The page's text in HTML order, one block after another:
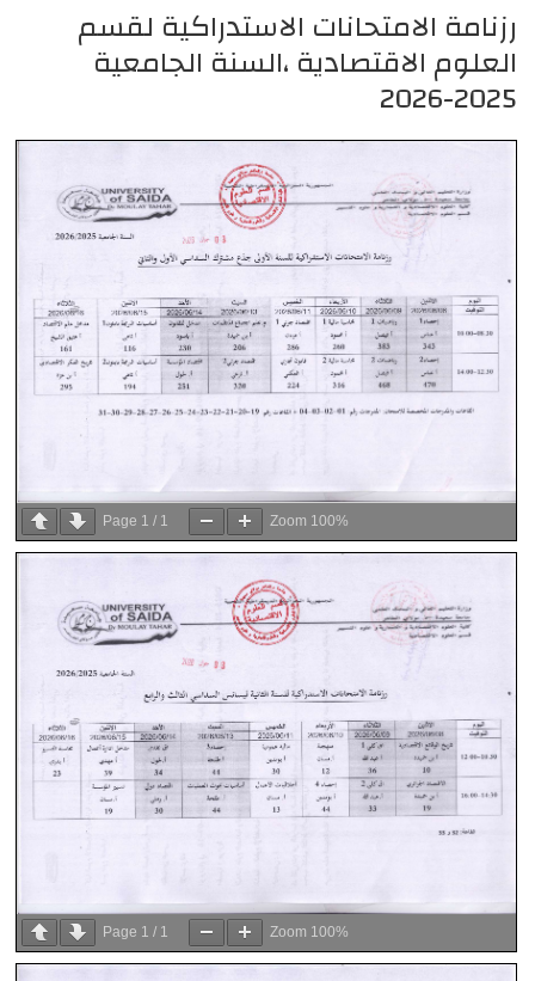
رزنامة الامتحانات الاستدراكية لقسم
العلوم الاقتصادية ،السنة الجامعية
2025-2026
Page 1 / 1 Zoom 100%
Page 1 / 1 Zoom 100%